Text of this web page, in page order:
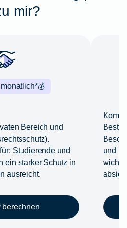
mir?
💰
Bereich und
Studierende und
ein starker Schutz in
ausreicht.
berechnen
und